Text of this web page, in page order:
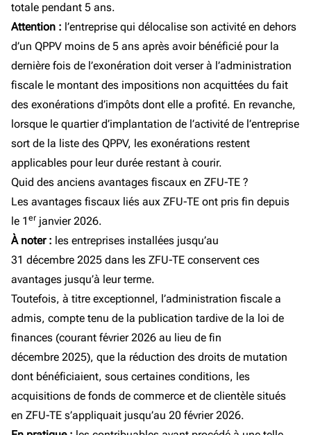
totale pendant 5 ans.
Attention : l’entreprise qui délocalise son activité en dehors
d’un QPPV moins de 5 ans après avoir bénéficié pour la
dernière fois de l’exonération doit verser à l’administration
fiscale le montant des impositions non acquittées du fait
des exonérations d’impôts dont elle a profité. En revanche,
lorsque le quartier d’implantation de l’activité de l’entreprise
sort de la liste des QPPV, les exonérations restent
applicables pour leur durée restant à courir.
Quid des anciens avantages fiscaux en ZFU-TE ?
Les avantages fiscaux liés aux ZFU-TE ont pris fin depuis
le 1 er janvier 2026.
À noter : les entreprises installées jusqu’au
31 décembre 2025 dans les ZFU-TE conservent ces
avantages jusqu’à leur terme.
Toutefois, à titre exceptionnel, l’administration fiscale a
admis, compte tenu de la publication tardive de la loi de
finances (courant février 2026 au lieu de fin
décembre 2025), que la réduction des droits de mutation
dont bénéficiaient, sous certaines conditions, les
acquisitions de fonds de commerce et de clientèle situés
en ZFU-TE s’appliquait jusqu’au 20 février 2026.